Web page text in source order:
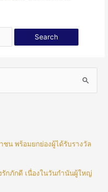
ชน พร้อมยกย่องผู้ได้รับรางวัล
รักภักดี เนื่องในวันกำนันผู้ใหญ่